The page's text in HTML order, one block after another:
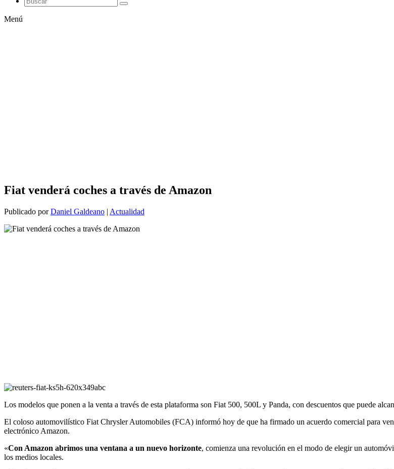
Menú
Fiat venderá coches a través de Amazon
Publicado porDaniel Galdeano | Actualidad
Los modelos que ponen a la venta a través de esta plataforma son Fiat 500, 500L y Panda, con descuentos que puede
El coloso automovilístico Fiat Chrysler Automobiles (FCA) informó hoy de que ha firmado un acuerdo comercial para
electrónico Amazon.
«Con Amazon abrimos una ventana a un nuevo horizonte, comienza una revolución en el modo de elegir un
los medios locales.